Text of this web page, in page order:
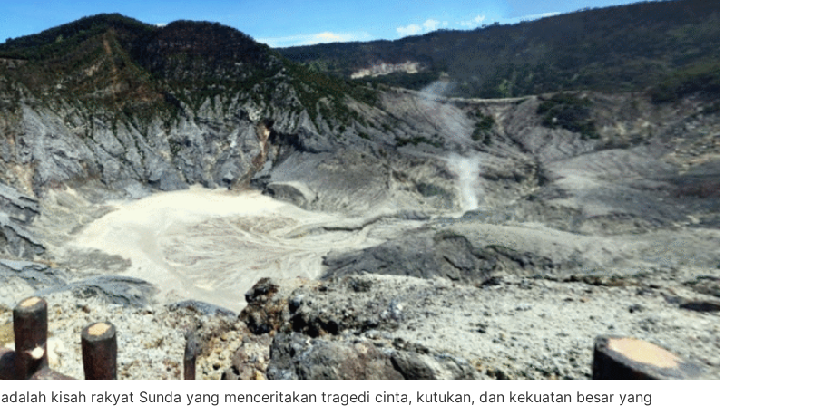
kisah rakyat Sunda yang menceritakan tragedi cinta, kutukan, dan kekuatan besar yang